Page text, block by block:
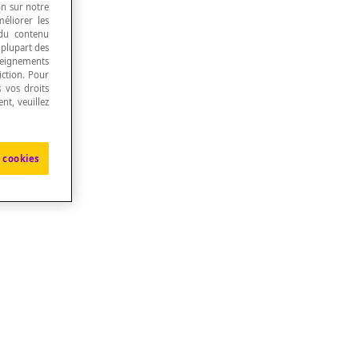
sur notre
les
contenu
des
Pour
vos droits
veuillez